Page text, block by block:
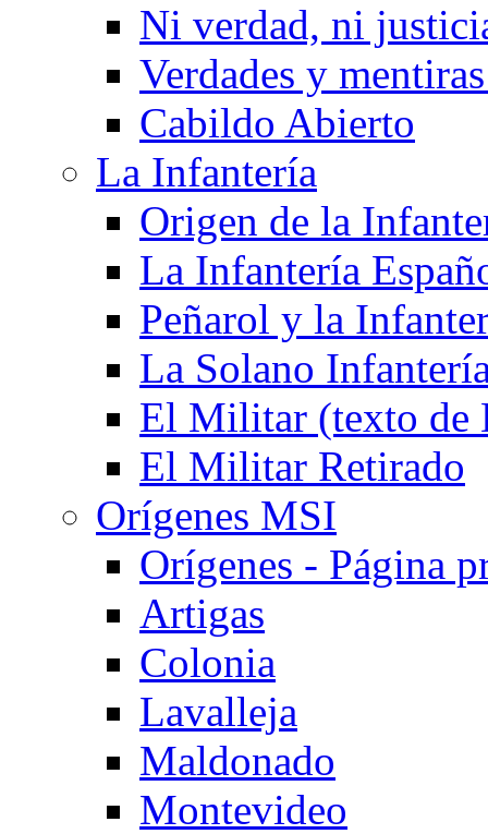
Ni verdad, ni
Verdades y
Cabildo Abierto
La Infantería
Origen de la
La Infantería
Peñarol y la
La Solano
El Militar (texto de
El Militar Retirado
Orígenes MSI
Orígenes - Página
Artigas
Colonia
Lavalleja
Maldonado
Montevideo